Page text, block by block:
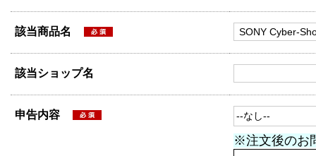
該当商品名
該当ショップ名
申告内容
※注文後のお